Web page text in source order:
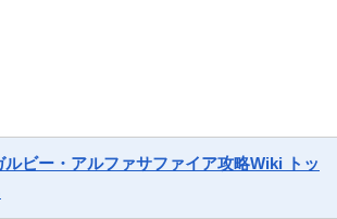
ビー・アルファサファイア攻略Wiki トッ